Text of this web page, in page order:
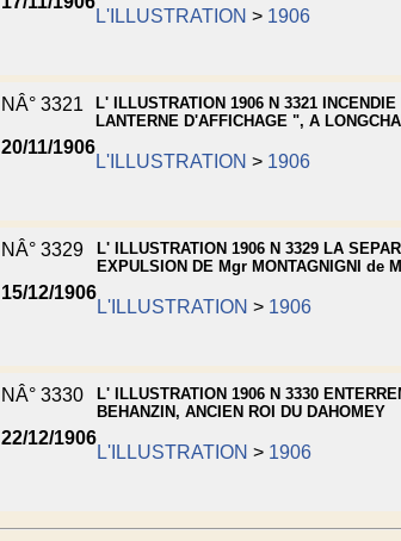
L'ILLUSTRATION > 1906
NÂ° 3321
20/11/1906
L' ILLUSTRATION 1906 N 3321
LANTERNE D'AFFICHAGE ", A
L'ILLUSTRATION > 1906
NÂ° 3329
15/12/1906
L' ILLUSTRATION 1906 N 3329 LA
EXPULSION DE Mgr MONTAGNIGNI de
L'ILLUSTRATION > 1906
NÂ° 3330
22/12/1906
L' ILLUSTRATION 1906 N 3330
BEHANZIN, ANCIEN ROI DU DAHOMEY
L'ILLUSTRATION > 1906